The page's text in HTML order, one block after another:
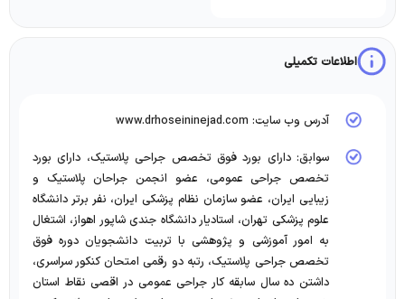
اطلاعات تکمیلی
آدرس وب سایت: www.drhoseininejad.com
سوابق: دارای بورد فوق تخصص جراحی پلاستیک، دارای بورد
تخصص جراحی عمومی، عضو انجمن جراحان پلاستیک و
زیبایی ایران، عضو سازمان نظام پزشکی ایران، نفر برتر دانشگاه
علوم پزشکی تهران، استادیار دانشگاه جندی شاپور اهواز، اشتغال
به امور آموزشی و پژوهشی با تربیت دانشجویان دوره فوق
تخصص جراحی پلاستیک، رتبه دو رقمی امتحان کنکور سراسری،
داشتن ده سال سابقه کار جراحی عمومی در اقصی نقاط استان